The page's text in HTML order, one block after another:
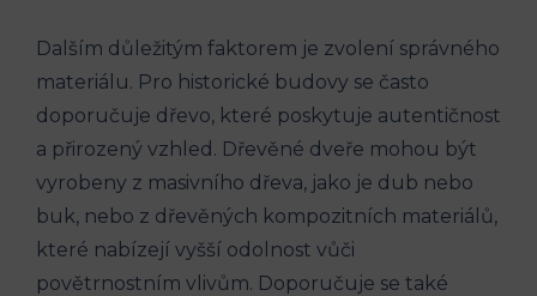
Dalším důležitým faktorem je zvolení správného
materiálu. Pro historické budovy se často
doporučuje dřevo, které poskytuje autentičnost
a přirozený vzhled. Dřevěné dveře mohou být
vyrobeny z masivního dřeva, jako je dub nebo
buk, nebo z dřevěných kompozitních materiálů,
které nabízejí vyšší odolnost vůči
povětrnostním vlivům. Doporučuje se také